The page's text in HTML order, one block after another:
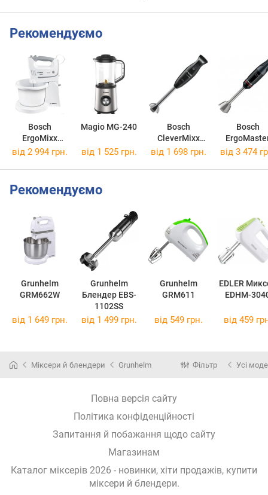
Рекомендуємо
Bosch
ErgoMixx
MFQ36490
Magio MG-240
Bosch
CleverMixx
MSM2620B
Bosch
від 2 994 грн. від 1 525 грн. від 1 698 грн. від 3 474
Рекомендуємо
Grunhelm
GRM662W
Grunhelm
Блендер EBS-
1102SS
Grunhelm
GRM611
EDLER
EDHM-
від 1 649 грн. від 1 499 грн. від 549 грн. від 459
Міксери й блендери Grunhelm Фільтр Усі
Повна версія сайту
Політика конфіденційності
Запитання й побажання щодо сайту
Магазинам
Каталог міксерів 2026 - новинки, хіти продажів, купити
міксери й блендери.